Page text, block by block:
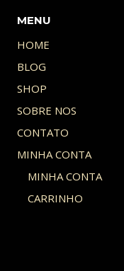
MENU
HOME
BLOG
SHOP
SOBRE NOS
CONTATO
MINHA CONTA
MINHA CONTA
CARRINHO